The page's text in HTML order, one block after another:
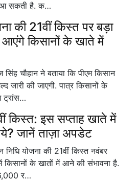
आ सकती है. क…
की 21वीं किस्त पर बड़ा
किसानों के खाते में
सिंह चौहान ने बताया कि पीएम किसान
जारी की जाएगी. पात्र किसानों के
ट्रांस…
किस्त: इस सप्ताह खाते में
जानें ताज़ा अपडेट
निधि योजना की 21वीं किस्त नवंबर
के खातों में आने की संभावना है.
र…